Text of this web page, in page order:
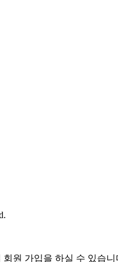
원 가입을 하실 수 있습니